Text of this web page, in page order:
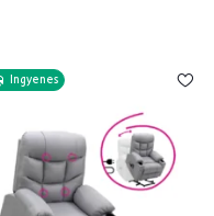
Ingyenes